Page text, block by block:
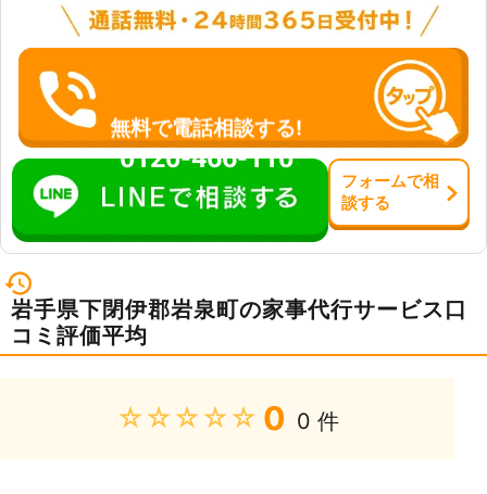
無料で電話相談する!
0120-466-110
フォームで相
談する
岩手県下閉伊郡岩泉町の家事代行サービス口
コミ評価平均
★★★★★ 0 0 件